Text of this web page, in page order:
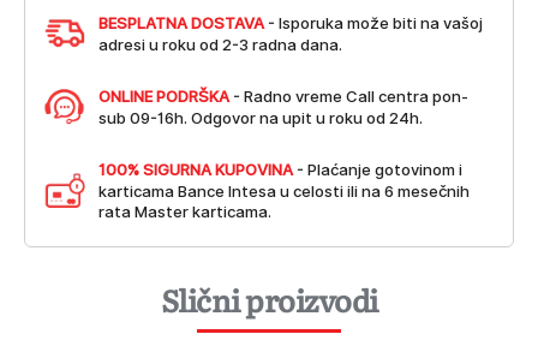
BESPLATNA DOSTAVA - Isporuka može biti na vašoj
adresi u roku od 2-3 radna dana.
ONLINE PODRŠKA - Radno vreme Call centra pon-
sub 09-16h. Odgovor na upit u roku od 24h.
100% SIGURNA KUPOVINA - Plaćanje gotovinom i
karticama Bance Intesa u celosti ili na 6 mesečnih
rata Master karticama.
Slični proizvodi